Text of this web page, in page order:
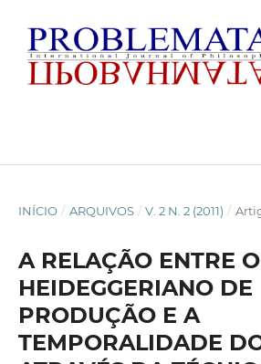
INÍCIO / ARQUIVOS / V. 2 N. 2 (2011) /
A RELAÇÃO ENTRE
HEIDEGGERIANO DE
PRODUÇÃO E A
TEMPORALIDADE